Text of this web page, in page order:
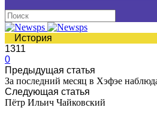
История
1311
0
Предыдущая статья
За последний месяц в Хэфэе
Следующая статья
Пётр Ильич Чайковский